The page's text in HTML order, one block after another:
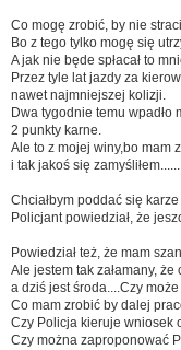
Co mogę zrobić, by nie
Bo z tego tylko mogę się
A jak nie będe spłacał to
Przez tyle lat jazdy za
nawet najmniejszej kolizji.
Dwa tygodnie temu wpadło
2 punkty karne.
Ale to z mojej winy,bo mam
i tak jakoś się zamyśliłem......
Chciałbym poddać się
Policjant powiedział, że
Powiedział też, że mam
Ale jestem tak załamany,
a dziś jest środa....Czy
Co mam zrobić by dalej
Czy Policja kieruje wniosek
Czy można zaproponować